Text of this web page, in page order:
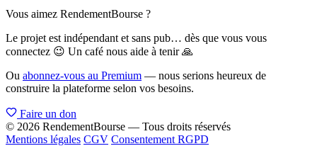
Vous aimez RendementBourse ?
Le projet est indépendant et sans pub… dès que vous vous
connectez 😉 Un café nous aide à tenir 🙏
Ou abonnez-vous au Premium — nous serions heureux de
construire la plateforme selon vos besoins.
Faire un don
© 2026 RendementBourse — Tous droits réservés
Mentions légales CGV Consentement RGPD